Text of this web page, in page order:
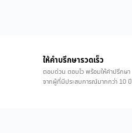
ให้คำบรึกษารวดเร็ว
ตอบด่วน ตอบไว พร้อมให้คำปรึกษา
จากผู้ที่มีประสบการณ์มากกว่า 10 ปี